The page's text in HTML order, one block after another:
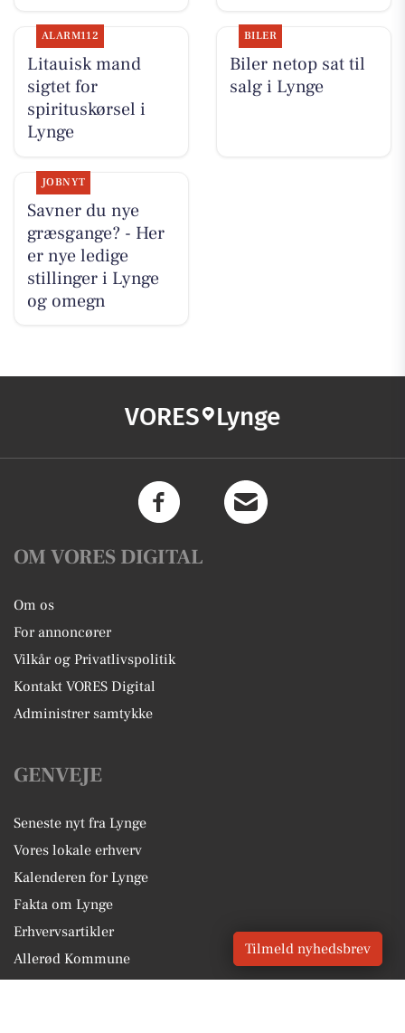
ALARM112
Litauisk mand
sigtet for
spirituskørsel i
Lynge
BILER
Biler netop sat til
salg i Lynge
JOBNYT
Savner du nye
græsgange? - Her
er nye ledige
stillinger i Lynge
og omegn
VORES Lynge
OM VORES DIGITAL
Om os
For annoncører
Vilkår og Privatlivspolitik
Kontakt VORES Digital
Administrer samtykke
GENVEJE
Seneste nyt fra Lynge
Vores lokale erhverv
Kalenderen for Lynge
Fakta om Lynge
Erhvervsartikler
Allerød Kommune
Tilmeld nyhedsbrev